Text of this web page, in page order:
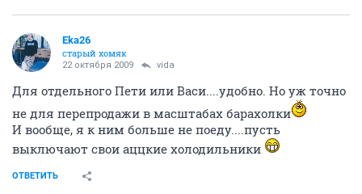
Eka26
старый хомяк
22 октября 2009 vida
Для отдельного Пети или Васи....удобно. Но уж точно
не для перепродажи в масштабах барахолки
И вообще, я к ним больше не поеду....пусть
выключают свои аццкие холодильники
ОТВЕТИТЬ